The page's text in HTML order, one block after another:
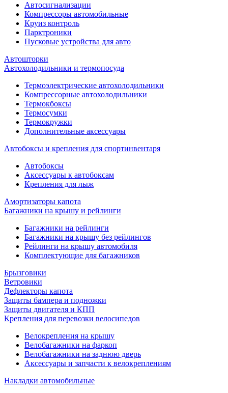
Автосигнализации
Компрессоры автомобильные
Круиз контроль
Парктроники
Пусковые устройства для авто
Автошторки
Автохолодильники и термопосуда
Термоэлектрические автохолодильники
Компрессорные автохолодильники
Термокбоксы
Термосумки
Термокружки
Дополнительные аксессуары
Автобоксы и крепления для спортинвентаря
Автобоксы
Аксессуары к автобоксам
Крепления для лыж
Амортизаторы капота
Багажники на крышу и рейлинги
Багажники на рейлинги
Багажники на крышу без рейлингов
Рейлинги на крышу автомобиля
Комплектующие для багажников
Брызговики
Ветровики
Дефлекторы капота
Защиты бампера и подножки
Защиты двигателя и КПП
Крепления для перевозки велосипедов
Велокрепления на крышу
Велобагажники на фаркоп
Велобагажники на заднюю дверь
Аксессуары и запчасти к велокреплениям
Накладки автомобильные